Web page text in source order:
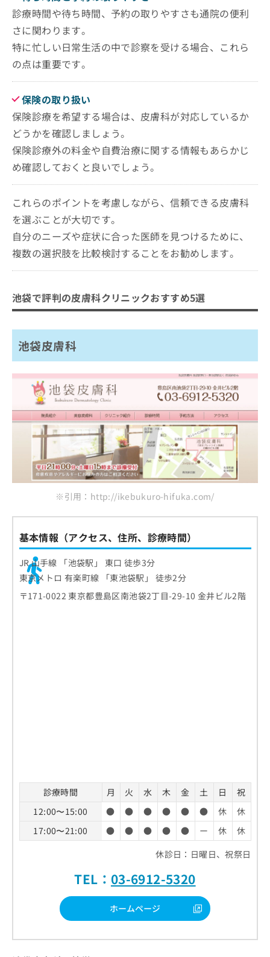
診療時間や待ち時間、予約の取りやすさも通院の便利
さに関わります。
特に忙しい日常生活の中で診察を受ける場合、これら
の点は重要です。
保険の取り扱い
保険診療を希望する場合は、皮膚科が対応しているか
どうかを確認しましょう。
保険診療外の料金や自費治療に関する情報もあらかじ
め確認しておくと良いでしょう。
これらのポイントを考慮しながら、信頼できる皮膚科
を選ぶことが大切です。
自分のニーズや症状に合った医師を見つけるために、
複数の選択肢を比較検討することをお勧めします。
池袋で評判の皮膚科クリニックおすすめ5選
池袋皮膚科
※引用：http://ikebukuro-hifuka.com/
基本情報（アクセス、住所、診療時間）
JR 山手線 「池袋駅」 東口 徒歩3分
東京メトロ 有楽町線 「東池袋駅」 徒歩2分
〒171-0022 東京都豊島区南池袋2丁目-29-10 金井ビル2階
診療時間 月 火 水 木 金 土 日
祝
12:00〜15:00
● ● ● ● ● ● 休
休
17:00〜21:00
● ● ● ● ● ー 休
休
休診日：日曜日、祝祭日
TEL： 03-6912-5320
ホームページ